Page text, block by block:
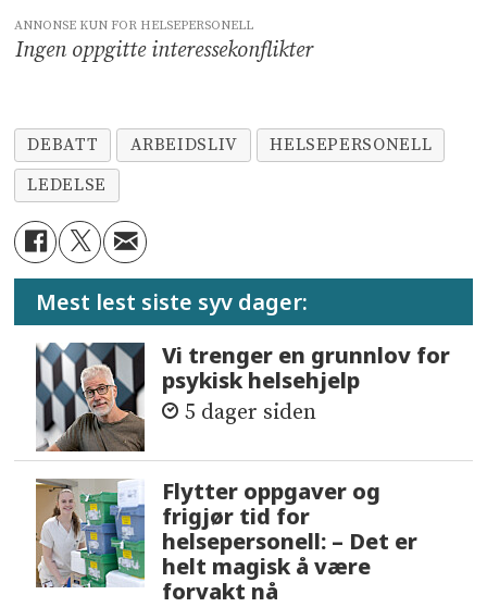
ANNONSE KUN FOR HELSEPERSONELL
Ingen oppgitte interessekonflikter
DEBATT ARBEIDSLIV
HELSEPERSONELL
LEDELSE
Mest lest siste syv dager:
Vi trenger en grunnlov for
psykisk helsehjelp
5 dager siden
Flytter oppgaver og
frigjør tid for
helsepersonell: – Det er
helt magisk å være
forvakt nå